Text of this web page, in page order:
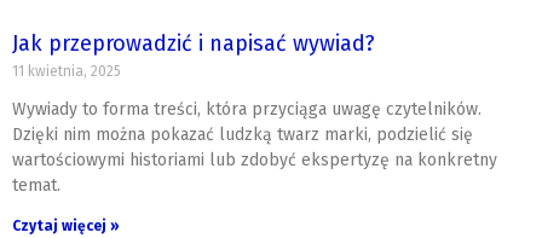
Jak przeprowadzić i napisać wywiad?
11 kwietnia, 2025
Wywiady to forma treści, która przyciąga uwagę czytelników.
Dzięki nim można pokazać ludzką twarz marki, podzielić się
wartościowymi historiami lub zdobyć ekspertyzę na konkretny
temat.
Czytaj więcej »